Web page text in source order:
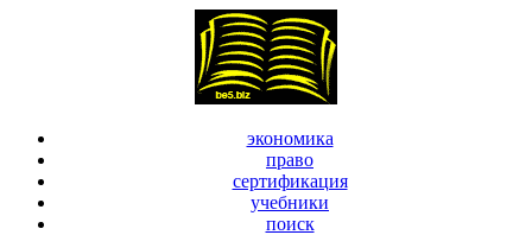
экономика
право
сертификация
учебники
поиск